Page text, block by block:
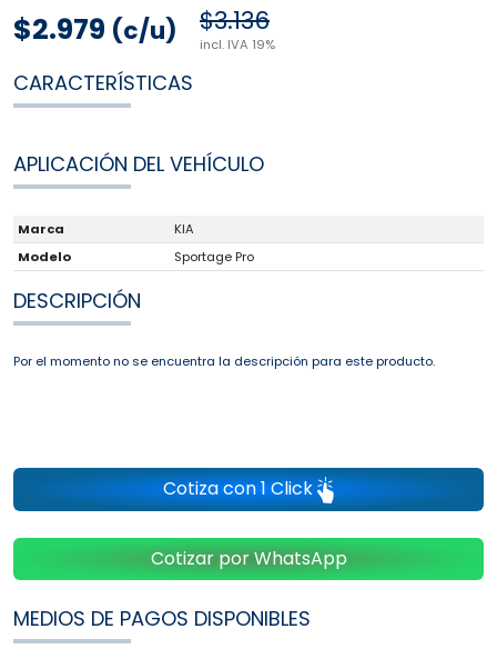
$2.979 (c/u) $3.136
incl. IVA 19%
CARACTERÍSTICAS
APLICACIÓN DEL VEHÍCULO
Marca
KIA
Modelo
Sportage Pro
DESCRIPCIÓN
Por el momento no se encuentra la descripción para este producto.
Cotiza con 1 Click
Cotizar por WhatsApp
MEDIOS DE PAGOS DISPONIBLES